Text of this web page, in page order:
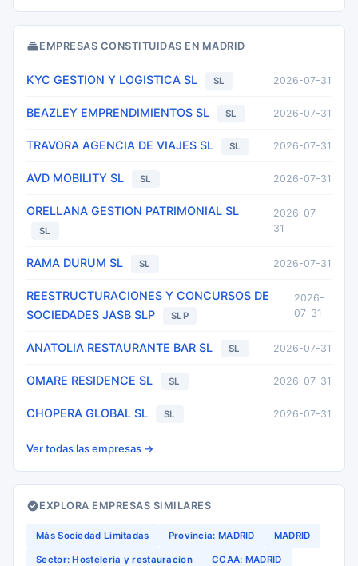
EMPRESAS CONSTITUIDAS EN MADRID
KYC GESTION Y LOGISTICA SL SL 2026-07-31
BEAZLEY EMPRENDIMIENTOS SL SL 2026-07-31
TRAVORA AGENCIA DE VIAJES SL SL 2026-07-31
AVD MOBILITY SL SL 2026-07-31
ORELLANA GESTION PATRIMONIAL SL
SL
2026-07-
31
RAMA DURUM SL SL 2026-07-31
REESTRUCTURACIONES Y CONCURSOS DE
SOCIEDADES JASB SLP
SLP
2026-
07-31
ANATOLIA RESTAURANTE BAR SL SL 2026-07-31
OMARE RESIDENCE SL SL 2026-07-31
CHOPERA GLOBAL SL SL 2026-07-31
Ver todas las empresas →
EXPLORA EMPRESAS SIMILARES
Más Sociedad Limitadas Provincia: MADRID MADRID
Sector: Hosteleria y restauracion CCAA: MADRID